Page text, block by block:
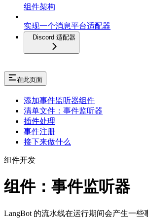
组件架构
实现一个消息平台适配器
Discord 适配器
在此页面
添加事件监听器组件
清单文件：事件监听器
插件处理
事件注册
接下来做什么
组件开发
组件：事件监听器
LangBot 的流水线在运行期间会产生一些